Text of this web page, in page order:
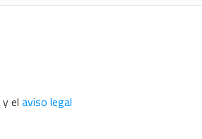
y el aviso legal